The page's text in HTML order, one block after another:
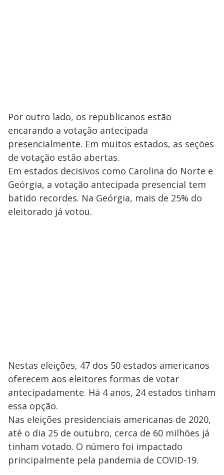
Por outro lado, os republicanos estão
encarando a votação antecipada
presencialmente. Em muitos estados, as seções
de votação estão abertas.
Em estados decisivos como Carolina do Norte e
Geórgia, a votação antecipada presencial tem
batido recordes. Na Geórgia, mais de 25% do
eleitorado já votou.
Nestas eleições, 47 dos 50 estados americanos
oferecem aos eleitores formas de votar
antecipadamente. Há 4 anos, 24 estados tinham
essa opção.
Nas eleições presidenciais americanas de 2020,
até o dia 25 de outubro, cerca de 60 milhões já
tinham votado. O número foi impactado
principalmente pela pandemia de COVID-19.